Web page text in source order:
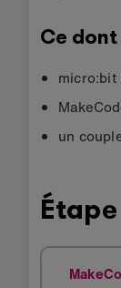
Ce
micro:bit
un